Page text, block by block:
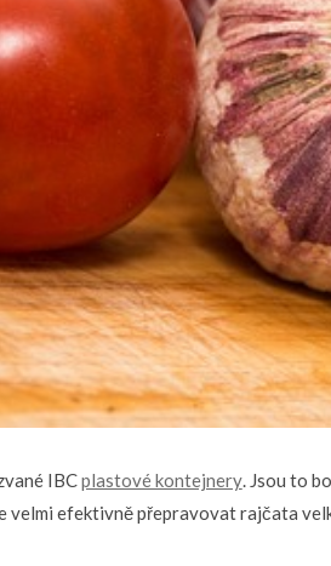
IBCplastové kontejnery. Jsou to
velmi efektivně přepravovat rajčata